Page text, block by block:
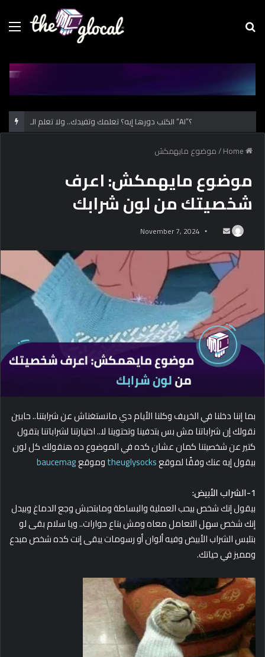
Menu
الكتب دورها إيه؟ تعلمك وتفيدك.. ولا تعلم الـ “AI”؟
/موضوع مايهمكش
موضوع مايهمكش: اعرف
شخصيتك من لون شرابك
n
d
a
e
m
a
i
November 7, 2024
بما إننا دخلنا في الخريف وكلنا الأيام دي مانستغناش عن شرابتنا.. حابين
نقولك إن شراباتنا مش بس بتدفينا وتحتوينا لا.. اختيارتنا لشراباتنا بتقول
كتير عن شخصيتنا كمان عشان كده في الموضوع ده هنقولك كل لون
بيقول إيه عنك وفقًا لموقعtheuglysocksوموقعbaucemag
1-الشراب الأبيض:
بيقول إنك شخص بيحب العملية والبساطة ومابتحبش وجع الدماغ وبيدل
إنك شخص سهل التعامل معاه ومش بتاع حوارات.. ويا سلام بقى لو
بتلبس الشراب الأبيض وفيه ألوان أو رسومات يبقى إنت كده شخص مبدع
ومميز في حياتك.